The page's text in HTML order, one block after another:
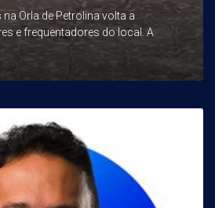
Orla de Petrolina volta a
e frequentadores do local. A